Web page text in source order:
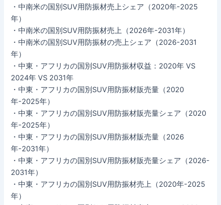
・中南米の国別SUV用防振材売上シェア（2020年-2025
年）
・中南米の国別SUV用防振材売上（2026年-2031年）
・中南米の国別SUV用防振材の売上シェア（2026-2031
年）
・中東・アフリカの国別SUV用防振材収益：2020年 VS
2024年 VS 2031年
・中東・アフリカの国別SUV用防振材販売量（2020
年-2025年）
・中東・アフリカの国別SUV用防振材販売量シェア（2020
年-2025年）
・中東・アフリカの国別SUV用防振材販売量（2026
年-2031年）
・中東・アフリカの国別SUV用防振材販売量シェア（2026-
2031年）
・中東・アフリカの国別SUV用防振材売上（2020年-2025
年）